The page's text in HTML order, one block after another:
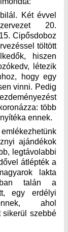
Két évvel
20.
Cipősdoboz
töltött
hiszen
létezik
hogy egy
vinni. Pedig
több
ennek.
ajándékok
legtávolabbi
átlépték a
lakta
talán a
egy erdélyi
ahol
sikerül szebbé